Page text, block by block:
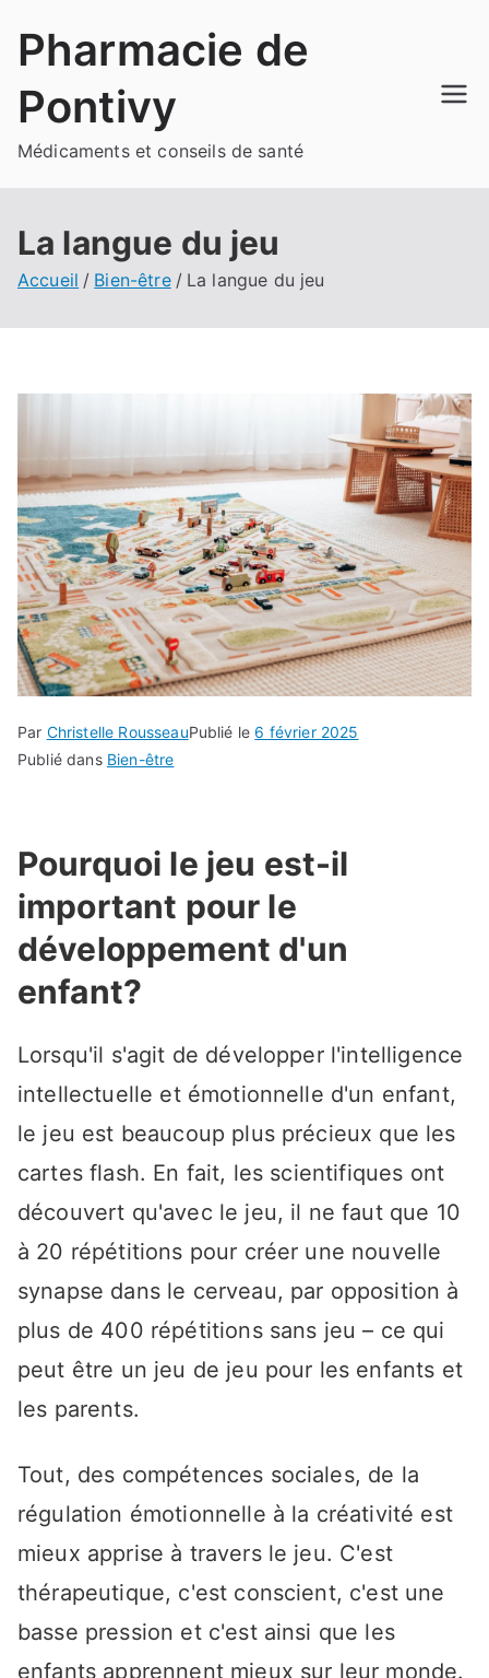
Pharmacie de
Pontivy
Médicaments et conseils de santé
La langue du jeu
Accueil Bien-être La langue du jeu
Par Christelle RousseauPublié le 6 février 2025
Publié dans Bien-être
Pourquoi le jeu est-il
important pour le
développement d'un
enfant?
Lorsqu'il s'agit de développer l'intelligence
intellectuelle et émotionnelle d'un enfant,
le jeu est beaucoup plus précieux que les
cartes flash. En fait, les scientifiques ont
découvert qu'avec le jeu, il ne faut que 10
à 20 répétitions pour créer une nouvelle
synapse dans le cerveau, par opposition à
plus de 400 répétitions sans jeu – ce qui
peut être un jeu de jeu pour les enfants et
les parents.
Tout, des compétences sociales, de la
régulation émotionnelle à la créativité est
mieux apprise à travers le jeu. C'est
thérapeutique, c'est conscient, c'est une
basse pression et c'est ainsi que les
enfants apprennent mieux sur leur monde.